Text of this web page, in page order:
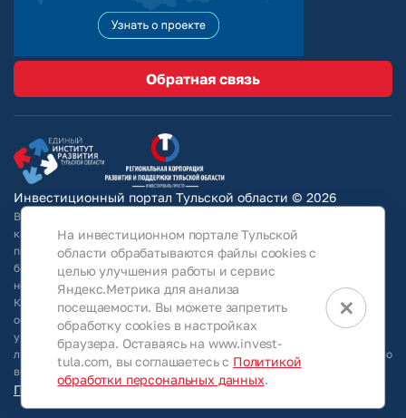
Обратная связь
Инвестиционный портал Тульской области © 2026
Вся информация на сайте носит ознакомительный характер и ни при
каких условиях не является публичной офертой, определяемой
положениями Статьи 437 Гражданского кодекса РФ. Для получения
более подробной информации и окончательных условий следует
непосредственно (уточнять у собственников/ обращаться в АО
КРТО).Используя информацию, указанную на сайте, Общество
оставляет за собой право в любое время без специального
уведомления вносить изменения, удалять, исправлять, дополнять,
либо любым иным способом обновлять информацию, размещенную во
всех разделах данного сайта.
Персональные данные
×
На инвестиционном портале Тульской
области обрабатываются файлы cookies с
целью улучшения работы и сервис
Яндекс.Метрика для анализа
посещаемости. Вы можете запретить
обработку cookies в настройках
браузера. Оставаясь на www.invest-
tula.com, вы соглашаетесь с Политикой
обработки персональных данных.